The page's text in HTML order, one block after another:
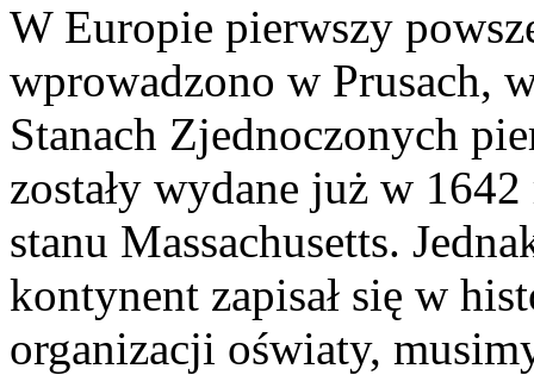
W Europie pierwszy
wprowadzono w Prusach,
Stanach Zjednoczonych
zostały wydane już w
stanu Massachusetts.
kontynent zapisał się w
organizacji oświaty,